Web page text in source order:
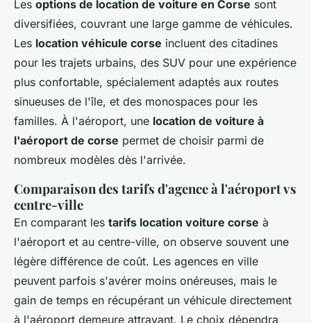
Les options de location de voiture en Corse sont
diversifiées, couvrant une large gamme de véhicules.
Les location véhicule corse incluent des citadines
pour les trajets urbains, des SUV pour une expérience
plus confortable, spécialement adaptés aux routes
sinueuses de l'île, et des monospaces pour les
familles. À l'aéroport, une location de voiture à
l'aéroport de corse permet de choisir parmi de
nombreux modèles dès l'arrivée.
Comparaison des tarifs d'agence à l'aéroport vs
centre-ville
En comparant les tarifs location voiture corse à
l'aéroport et au centre-ville, on observe souvent une
légère différence de coût. Les agences en ville
peuvent parfois s'avérer moins onéreuses, mais le
gain de temps en récupérant un véhicule directement
à l'aéroport demeure attrayant. Le choix dépendra